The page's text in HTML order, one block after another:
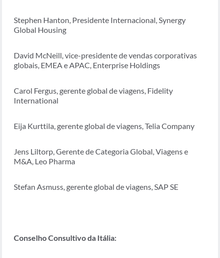
Stephen Hanton, Presidente Internacional, Synergy
Global Housing
David McNeill, vice-presidente de vendas corporativas
globais, EMEA e APAC, Enterprise Holdings
Carol Fergus, gerente global de viagens, Fidelity
International
Eija Kurttila, gerente global de viagens, Telia Company
Jens Liltorp, Gerente de Categoria Global, Viagens e
M&A, Leo Pharma
Stefan Asmuss, gerente global de viagens, SAP SE
Conselho Consultivo da Itália: